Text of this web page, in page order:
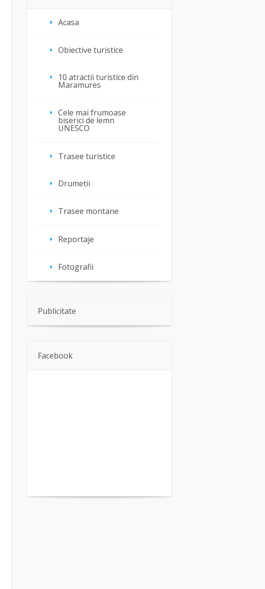
Acasa
Obiective turistice
10 atractii turistice din
Maramures
Cele mai frumoase
biserici de lemn
UNESCO
Trasee turistice
Drumetii
Trasee montane
Reportaje
Fotografii
Publicitate
Facebook